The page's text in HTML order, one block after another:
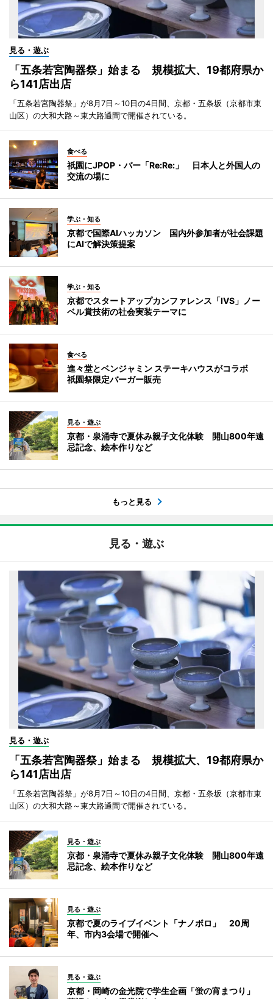
見る・遊ぶ
「五条若宮陶器祭」始まる 規模拡大、19都府県か
ら141店出店
「五条若宮陶器祭」が8月7日～10日の4日間、京都・五条坂（京都市東
山区）の大和大路～東大路通間で開催されている。
食べる
祇園にJPOP・バー「Re:Re:」 日本人と外国人の
交流の場に
学ぶ・知る
京都で国際AIハッカソン 国内外参加者が社会課題
にAIで解決策提案
学ぶ・知る
京都でスタートアップカンファレンス「IVS」ノー
ベル賞技術の社会実装テーマに
食べる
進々堂とベンジャミン ステーキハウスがコラボ
祇園祭限定バーガー販売
見る・遊ぶ
京都・泉涌寺で夏休み親子文化体験 開山800年遠
忌記念、絵本作りなど
もっと見る
見る・遊ぶ
見る・遊ぶ
「五条若宮陶器祭」始まる 規模拡大、19都府県か
ら141店出店
「五条若宮陶器祭」が8月7日～10日の4日間、京都・五条坂（京都市東
山区）の大和大路～東大路通間で開催されている。
見る・遊ぶ
京都・泉涌寺で夏休み親子文化体験 開山800年遠
忌記念、絵本作りなど
見る・遊ぶ
京都で夏のライブイベント「ナノボロ」 20周
年、市内3会場で開催へ
見る・遊ぶ
京都・岡崎の金光院で学生企画「蛍の宵まつり」